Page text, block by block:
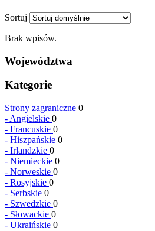
Sortuj
Brak wpisów.
Województwa
Kategorie
Strony zagraniczne 0
- Angielskie 0
- Francuskie 0
- Hiszpańskie 0
- Irlandzkie 0
- Niemieckie 0
- Norweskie 0
- Rosyjskie 0
- Serbskie 0
- Szwedzkie 0
- Słowackie 0
- Ukraińskie 0